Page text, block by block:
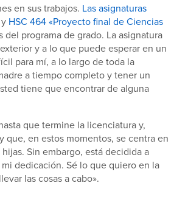
en sus trabajos. Las asignaturas
HSC 464 «Proyecto final de Ciencias
del programa de grado. La asignatura
y a lo que puede esperar en un
para mí, a lo largo de toda la
a tiempo completo y tener un
tiene que encontrar de alguna
que termine la licenciatura y,
que, en estos momentos, se centra en
Sin embargo, está decidida a
dedicación. Sé lo que quiero en la
las cosas a cabo».